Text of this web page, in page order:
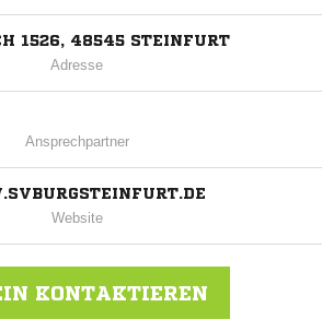
1526, 48545 STEINFURT
Adresse
Ansprechpartner
Website
KONTAKTIEREN